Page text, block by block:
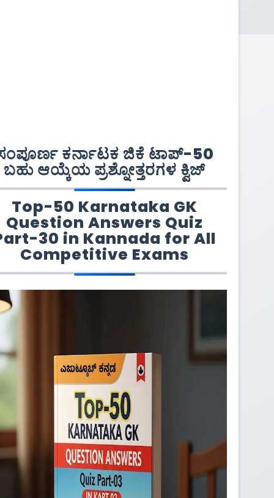
ಕರ್ನಾಟಕ ಜಿಕೆ ಟಾಪ್-50
ಬಹು ಆಯ್ಕೆಯ ಪ್ರಶ್ನೋತ್ತರಗಳ ಕ್ವಿಜ್
Top-50 Karnataka GK
Question Answers Quiz
30 in Kannada for All
Competitive Exams